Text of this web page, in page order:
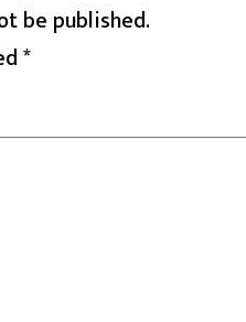
be published.
*